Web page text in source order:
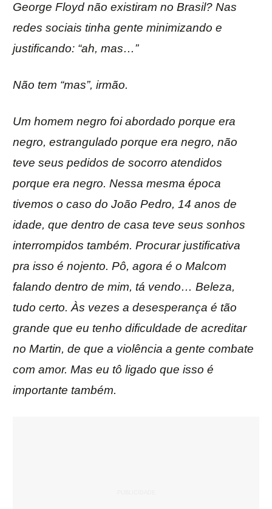
George Floyd não existiram no Brasil? Nas
redes sociais tinha gente minimizando e
justificando: “ah, mas…”
Não tem “mas”, irmão.
Um homem negro foi abordado porque era
negro, estrangulado porque era negro, não
teve seus pedidos de socorro atendidos
porque era negro. Nessa mesma época
tivemos o caso do João Pedro, 14 anos de
idade, que dentro de casa teve seus sonhos
interrompidos também. Procurar justificativa
pra isso é nojento. Pô, agora é o Malcom
falando dentro de mim, tá vendo… Beleza,
tudo certo. Às vezes a desesperança é tão
grande que eu tenho dificuldade de acreditar
no Martin, de que a violência a gente combate
com amor. Mas eu tô ligado que isso é
importante também.